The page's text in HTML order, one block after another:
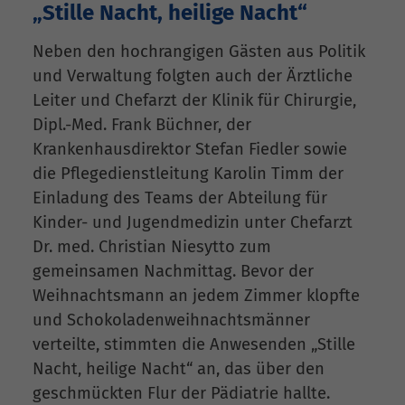
„Stille Nacht, heilige Nacht“
Neben den hochrangigen Gästen aus Politik
und Verwaltung folgten auch der Ärztliche
Leiter und Chefarzt der Klinik für Chirurgie,
Dipl.-Med. Frank Büchner, der
Krankenhausdirektor Stefan Fiedler sowie
die Pflegedienstleitung Karolin Timm der
Einladung des Teams der Abteilung für
Kinder- und Jugendmedizin unter Chefarzt
Dr. med. Christian Niesytto zum
gemeinsamen Nachmittag. Bevor der
Weihnachtsmann an jedem Zimmer klopfte
und Schokoladenweihnachtsmänner
verteilte, stimmten die Anwesenden „Stille
Nacht, heilige Nacht“ an, das über den
geschmückten Flur der Pädiatrie hallte.